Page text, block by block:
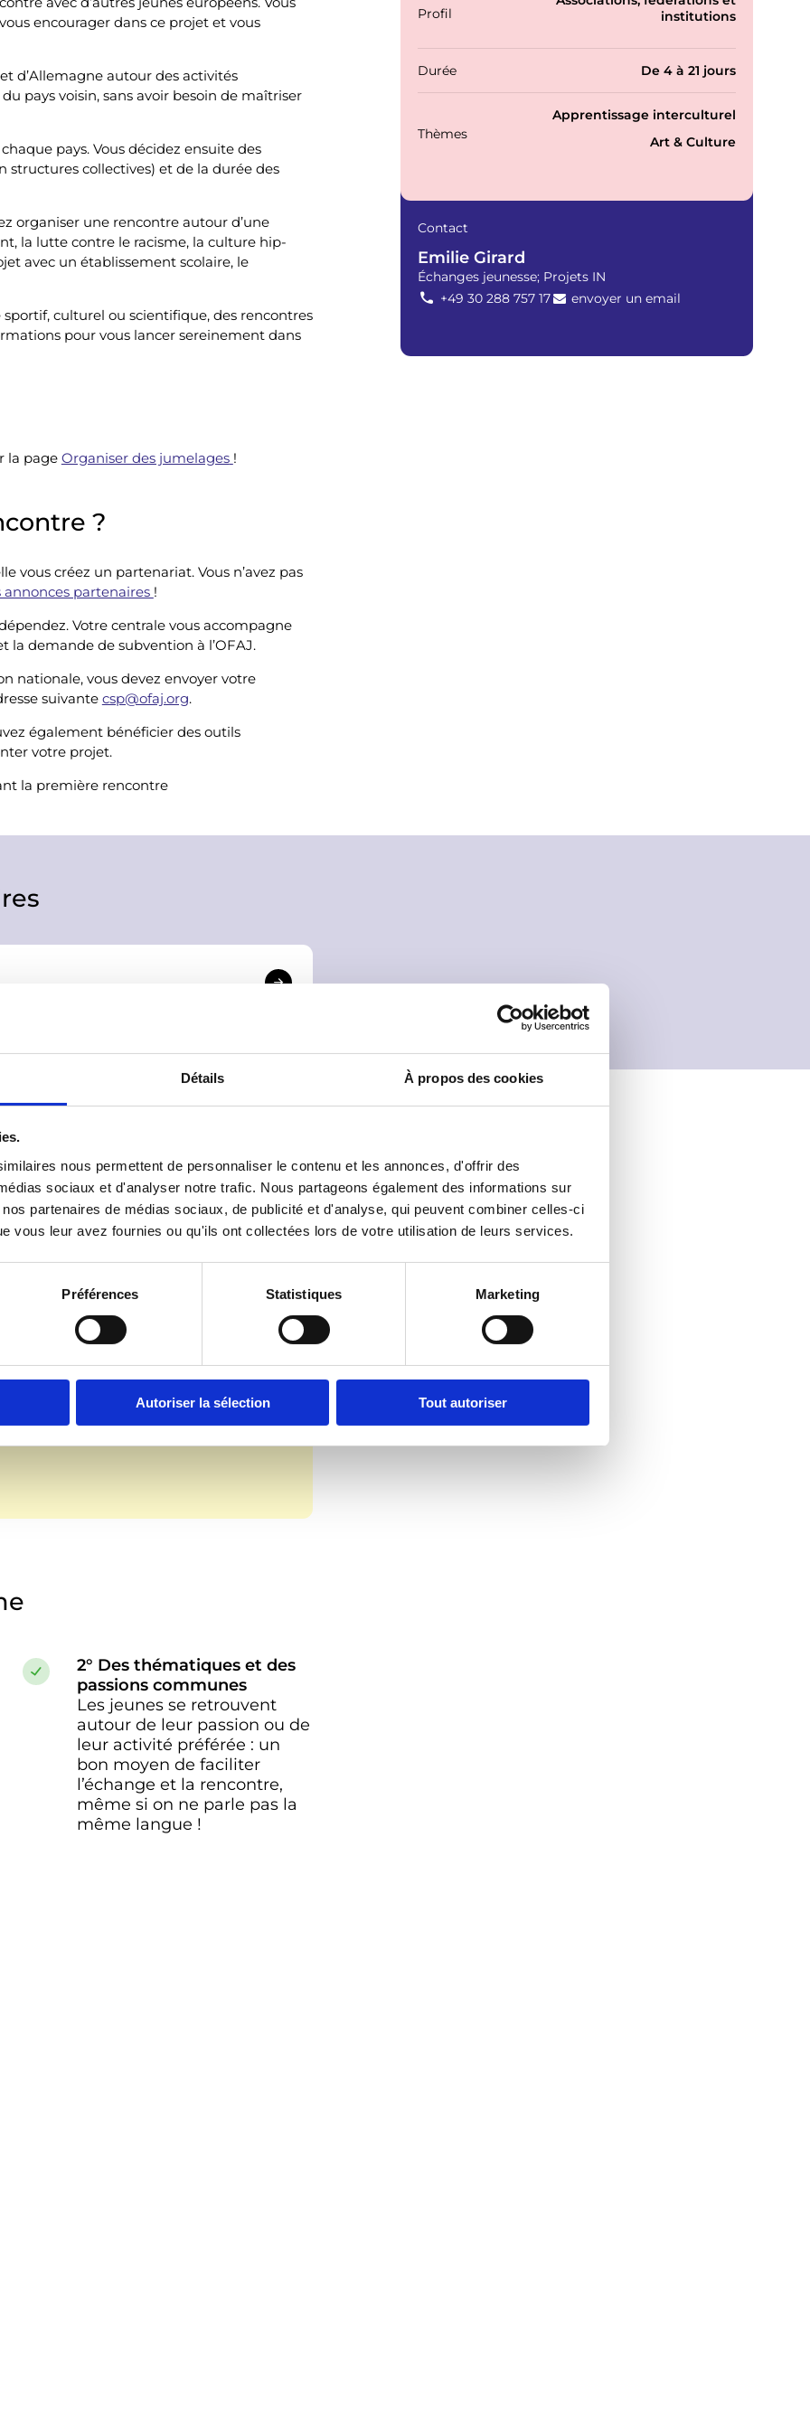
Détails À propos des cookies
nous permettent de personnaliser le contenu et les annonces, d'offrir des
sociaux et d'analyser notre trafic. Nous partageons également des informations sur
partenaires de médias sociaux, de publicité et d'analyse, qui peuvent combiner celles-ci
vous leur avez fournies ou qu'ils ont collectées lors de votre utilisation de leurs services.
Préférences Statistiques Marketing
Autoriser la sélection Tout autoriser
encourager dans ce projet et vous
d’Allemagne autour des activités
pays voisin, sans avoir besoin de maîtriser
pays. Vous décidez ensuite des
structures collectives) et de la durée des
organiser une rencontre autour d’une
la lutte contre le racisme, la culture hip-
avec un établissement scolaire, le
culturel ou scientifique, des rencontres
pour vous lancer sereinement dans
la page Organiser des jumelages !
?
vous créez un partenariat. Vous n’avez pas
annonces partenaires !
Votre centrale vous accompagne
la demande de subvention à l’OFAJ.
nationale, vous devez envoyer votre
suivantecsp@ofaj.org.
également bénéficier des outils
votre projet.
la première rencontre
et l’animation de vos rencontres !
pour consulter ce contenu.
débattent
Vidéo : Les valeurs européennes selon les jeunes
Beeskow, 2022
2° Des thématiques et des
passions communes
Les jeunes se retrouvent
autour de leur passion ou de
leur activité préférée : un
bon moyen de faciliter
l’échange et la rencontre,
même si on ne parle pas la
même langue !
Profil
f
s
institutions
Durée De 4 à 21 jours
Thèmes
T
s
Apprentissage interculturel
Art & Culture
Contact
Emilie Girard
Échanges jeunesse; Projets IN
+49 30 288 757 17
envoyer un email